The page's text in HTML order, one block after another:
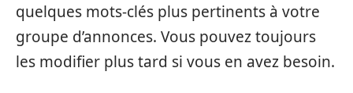
quelques mots-clés plus pertinents à votre
groupe d’annonces. Vous pouvez toujours
les modifier plus tard si vous en avez besoin.